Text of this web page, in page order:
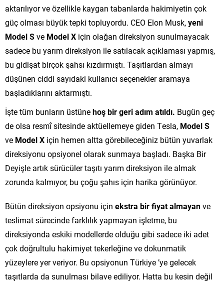
aktarılıyor ve özellikle kaygan tabanlarda hakimiyetin çok
güç olması büyük tepki topluyordu. CEO Elon Musk,yeni
Model Sve Model X için olağan direksiyon sunulmayacak
sadece bu yarım direksiyon ile satılacak açıklaması yapmış,
bu gidişat birçok şahsı kızdırmıştı. Taşıtlardan almayı
düşünen ciddi sayıdaki kullanıcı seçenekler aramaya
başladıklarını aktarmıştı.
İşte tüm bunların üstünehoş bir geri adım atıldı. Bugün geç
de olsa resmî sitesinde aktüellemeye giden Tesla, Model S
ve Model X için hemen altta görebileceğiniz bütün yuvarlak
direksiyonu opsiyonel olarak sunmaya başladı. Başka Bir
Deyişle artık sürücüler taşıtı yarım direksiyon ile almak
zorunda kalmıyor, bu çoğu şahıs için harika görünüyor.
Bütün direksiyon opsiyonu için ekstra bir fiyat almayanve
teslimat sürecinde farklılık yapmayan işletme, bu
direksiyonda eskiki modellerde olduğu gibi sadece iki adet
çok doğrultulu hakimiyet tekerleğine ve dokunmatik
yüzeylere yer veriyor. Bu opsiyonun Türkiye ’ye gelecek
taşıtlarda da sunulması bilave ediliyor. Hatta bu kesin değil